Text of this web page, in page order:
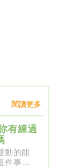
閱讀更多
有練過
動的能
件事一